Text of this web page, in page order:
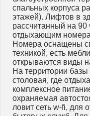
спальных корпуса
этажей). Лифтов в
рассчитанный на 90
отдыхающим
Номера оснащены
техникой, есть
открываются виды
На территории
столовая, где
комплексное
охраняемая
ловит сеть w-fi, для